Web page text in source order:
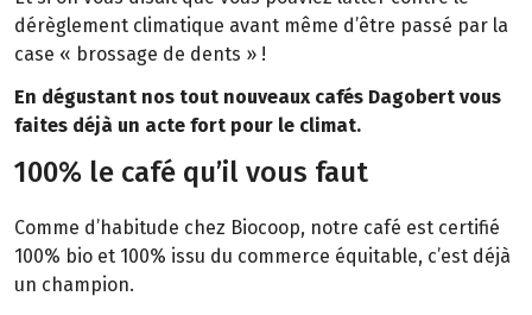
dérèglement climatique avant même d’être passé par la
case « brossage de dents » !
En dégustant nos tout nouveaux cafés Dagobert vous
faites déjà un acte fort pour le climat.
100% le café qu’il vous faut
Comme d’habitude chez Biocoop, notre café est certifié
100% bio et 100% issu du commerce équitable, c’est déjà
un champion.